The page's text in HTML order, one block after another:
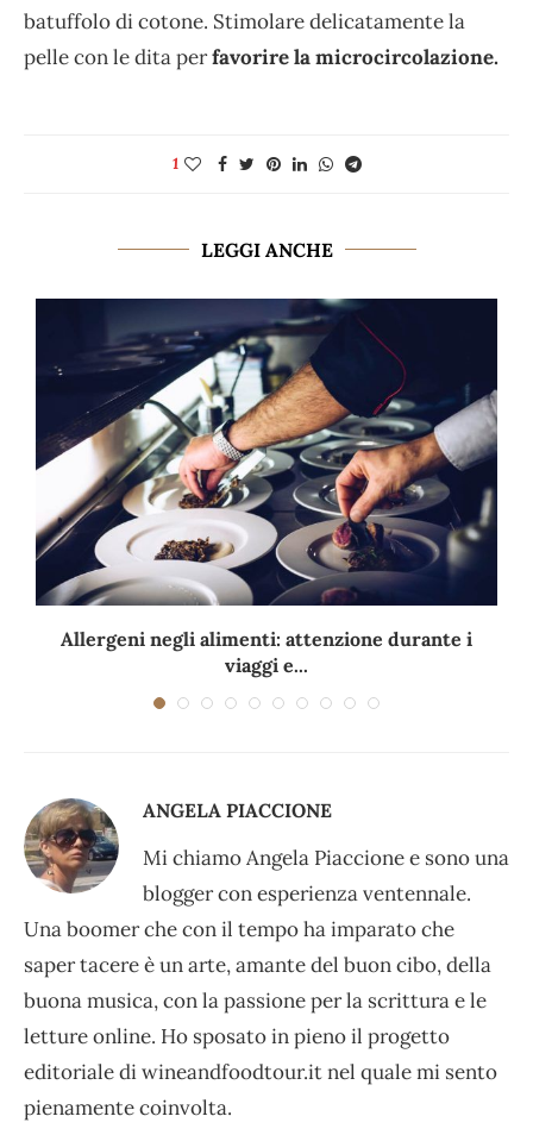
batuffolo di cotone. Stimolare delicatamente la
pelle con le dita perfavorire la microcircolazione.
1
LEGGI ANCHE
Allergeni negli alimenti: attenzione durante i
viaggi e...
ANGELA PIACCIONE
Mi chiamo Angela Piaccione e sono una
blogger con esperienza ventennale.
Una boomer che con il tempo ha imparato che
saper tacere è un arte, amante del buon cibo, della
buona musica, con la passione per la scrittura e le
letture online. Ho sposato in pieno il progetto
editoriale di wineandfoodtour.it nel quale mi sento
pienamente coinvolta.